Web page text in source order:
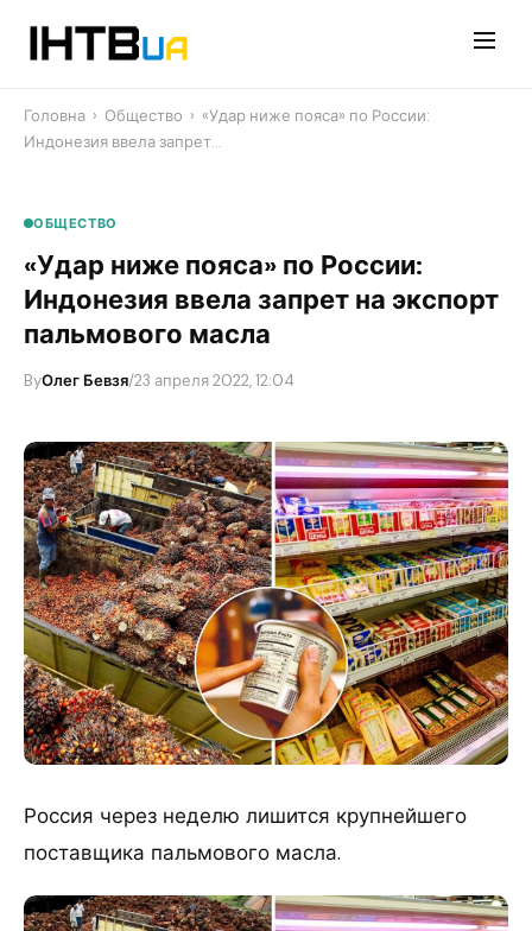
Головна › Общество › «Удар ниже пояса» по России:
Индонезия ввела запрет…
ОБЩЕСТВО
«Удар ниже пояса» по России:
Индонезия ввела запрет на экспорт
пальмового масла
ByОлег Бевзя/23 апреля 2022, 12:04
Россия через неделю лишится крупнейшего
поставщика пальмового масла.